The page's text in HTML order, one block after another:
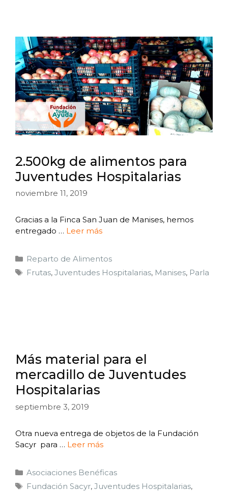
2.500kg de alimentos para
Juventudes Hospitalarias
noviembre 11, 2019
Gracias a la Finca San Juan de Manises, hemos
entregado … Leer más
Reparto de Alimentos
Frutas, Juventudes Hospitalarias, Manises, Parla
Más material para el
mercadillo de Juventudes
Hospitalarias
septiembre 3, 2019
Otra nueva entrega de objetos de la Fundación
Sacyr para … Leer más
Asociaciones Benéficas
Fundación Sacyr, Juventudes Hospitalarias,